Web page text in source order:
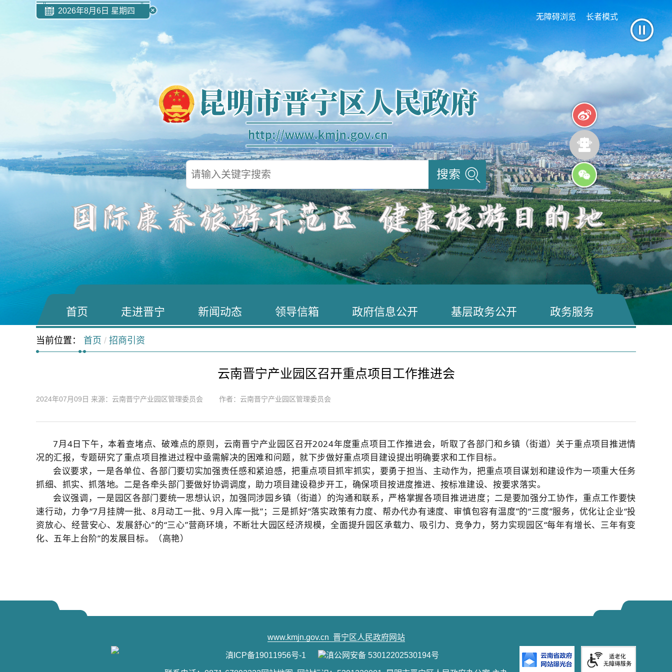
无障碍浏览 长者模式
2026年8月6日 星期四
首页 走进晋宁 新闻动态 领导信箱 政府信息公开 基层政务公开 政务服务
当前位置： 首页 / 招商引资
云南晋宁产业园区召开重点项目工作推进会
2024年07月09日 来源：云南晋宁产业园区管理委员会 作者：云南晋宁产业园区管理委员会
7月4日下午，本着查堵点、破难点的原则，云南晋宁产业园区召开2024年度重点项目工作推进会，听取了各部门和乡镇（街道）关于重点项目推进情
况的汇报，专题研究了重点项目推进过程中亟需解决的困难和问题，就下步做好重点项目建设提出明确要求和工作目标。
会议要求，一是各单位、各部门要切实加强责任感和紧迫感，把重点项目抓牢抓实，要勇于担当、主动作为，把重点项目谋划和建设作为一项重大任务
抓细、抓实、抓落地。二是各牵头部门要做好协调调度，助力项目建设稳步开工，确保项目按进度推进、按标准建设、按要求落实。
会议强调，一是园区各部门要统一思想认识，加强同涉园乡镇（街道）的沟通和联系，严格掌握各项目推进进度；二是要加强分工协作，重点工作要快
速行动，力争“7月挂牌一批、8月动工一批、9月入库一批”；三是抓好“落实政策有力度、帮办代办有速度、审慎包容有温度”的“三度”服务，优化让企业“投
资放心、经营安心、发展舒心”的“三心”营商环境，不断壮大园区经济规模，全面提升园区承载力、吸引力、竞争力，努力实现园区“每年有增长、三年有变
化、五年上台阶”的发展目标。（高艳）
www.kmjn.gov.cn 晋宁区人民政府网站
滇ICP备19011956号-1 滇公网安备 53012202530194号